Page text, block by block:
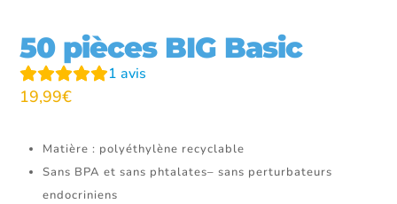
50 pièces BIG Basic
1 avis
19,99€
Matière : polyéthylène recyclable
Sans BPA et sans phtalates– sans perturbateurs
endocriniens